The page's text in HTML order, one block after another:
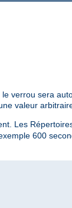
verrou sera
valeur
Les
600